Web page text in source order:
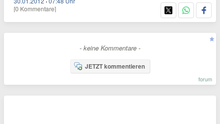
[0 Kommentare]
- keine Kommentare -
JETZT kommentieren
forum